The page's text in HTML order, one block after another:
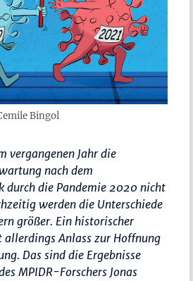
Bingol
vergangenen Jahr die
nach dem
durch die Pandemie 2020 nicht
werden die Unterschiede
größer. Ein historischer
allerdings Anlass zur Hoffnung
Das sind die Ergebnisse
MPIDR-Forschers Jonas